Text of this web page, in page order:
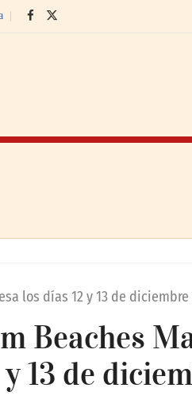
los días 12 y 13 de
Beaches
13 de